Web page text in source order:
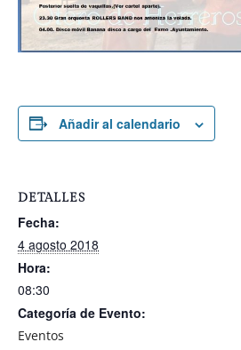
Añadir al calendario
DETALLES
Fecha:
4 agosto 2018
Hora:
08:30
Categoría de Evento:
Eventos